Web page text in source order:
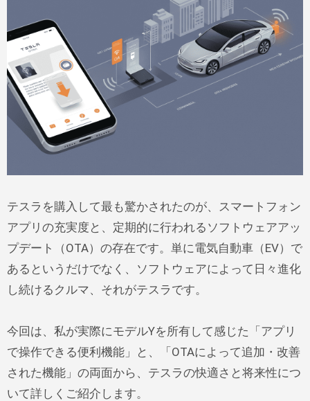
テスラを購入して最も驚かされたのが、スマートフォン
アプリの充実度と、定期的に行われるソフトウェアアッ
プデート（OTA）の存在です。単に電気自動車（EV）で
あるというだけでなく、ソフトウェアによって日々進化
し続けるクルマ、それがテスラです。
今回は、私が実際にモデルYを所有して感じた「アプリ
で操作できる便利機能」と、「OTAによって追加・改善
された機能」の両面から、テスラの快適さと将来性につ
いて詳しくご紹介します。